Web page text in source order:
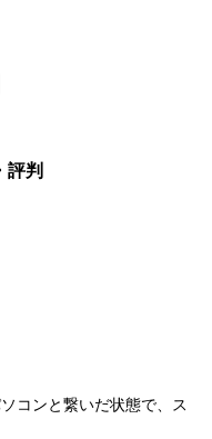
判
コンと繋いだ状態で、ス